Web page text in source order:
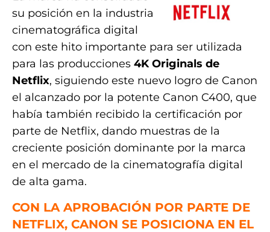
su posición en la industria
cinematográfica digital
con este hito importante para ser utilizada
para las producciones 4K Originals de
Netflix, siguiendo este nuevo logro de Canon
el alcanzado por la potente Canon C400, que
había también recibido la certificación por
parte de Netflix, dando muestras de la
creciente posición dominante por la marca
en el mercado de la cinematografía digital
de alta gama.
CON LA APROBACIÓN POR PARTE DE
NETFLIX, CANON SE POSICIONA EN EL